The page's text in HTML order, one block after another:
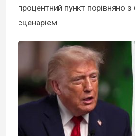
процентний пункт порівняно
сценарієм.